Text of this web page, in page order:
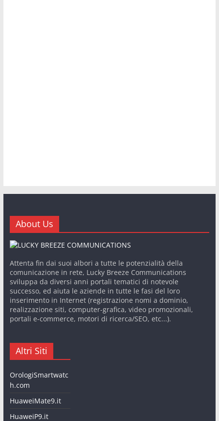
About Us
Attenta fin dai suoi albori a tutte le potenzialità della
comunicazione in rete, Lucky Breeze Communications
sviluppa da diversi anni portali tematici di notevole
successo, ed aiuta le aziende in tutte le fasi del loro
inserimento in Internet (registrazione nomi a dominio,
realizzazione siti, computer-grafica, video promozionali,
portali e-commerce, motori di ricerca/SEO, etc...).
Altri Siti
OrologiSmartwatc
h.com
HuaweiMate9.it
HuaweiP9.it